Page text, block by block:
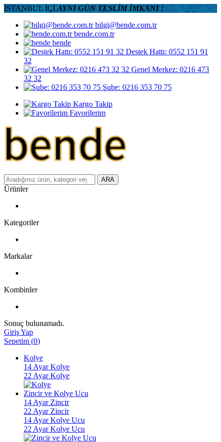
İSTANBUL İÇİ AYNI GÜN TESLİM İMKANI !
bilgi@bende.com.tr
bende.com.tr
bende
Destek Hattı: 0552 151 91
32
Genel Merkez: 0216 473
32 32
Şube: 0216 353 70 75
Kargo Takip
Favorilerim
ARA
Ürünler
Kategoriler
Markalar
Kombinler
Sonuç bulunamadı.
Giriş Yap
Sepetim (0)
Kolye
14 Ayar Kolye
22 Ayar Kolye
Zincir ve Kolye Ucu
14 Ayar Zincir
22 Ayar Zincir
14 Ayar Kolye Ucu
22 Ayar Kolye Ucu